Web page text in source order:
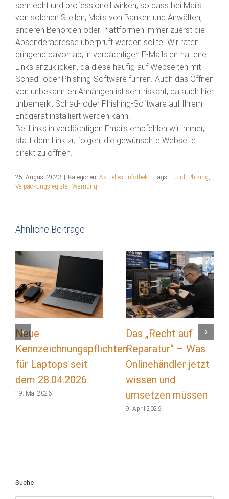
sehr echt und professionell wirken, so dass bei Mails
von solchen Stellen, Mails von Banken und Anwälten,
anderen Behörden oder Plattformen immer zuerst die
Absenderadresse überprüft werden sollte. Wir raten
dringend davon ab, in verdächtigen E-Mails enthaltene
Links anzuklicken, da diese häufig auf Webseiten mit
Schad- oder Phishing-Software führen. Auch das Öffnen
von unbekannten Anhängen ist sehr riskant, da auch hier
unbemerkt Schad- oder Phishing-Software auf Ihrem
Endgerät installiert werden kann.
Bei Links in verdächtigen Emails empfehlen wir immer,
statt dem Link zu folgen, die gewünschte Webseite
direkt zu öffnen.
25. August 2023 Kategorien: Aktuelles, Infothek Tags: Lucid, Phising,
Verpackungsregister, Warnung
Ähnliche Beiträge
Neue
Kennzeichnungspflichten
für Laptops seit
dem 28.04.2026
19. Mai 2026
Das „Recht auf
Reparatur“ – Was
Onlinehändler jetzt
wissen und
umsetzen müssen
9. April 2026
Suche